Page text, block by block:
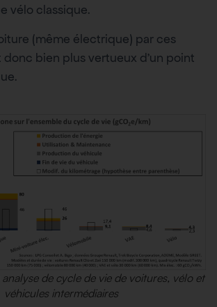
vélo classique.
(même électrique) par ces
bien plus vertueux d’un point
de cycle de vie de voitures, vélo et
véhicules intermédiaires